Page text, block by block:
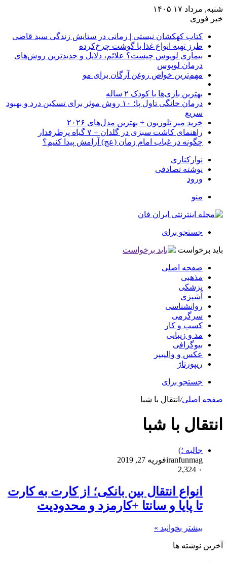
شنبه, مرداد ۱۷ ۱۴۰۵
خبر فوری
کتاب کهکشان نیستی | رمانی در ستایش زندگی سید قاضی
طرز تهیه انواع غذا با گوشت چرخ‌کرده
بیماری لوپوس چیست؟ علائم، دلایل و جدیدترین روش‌های
درمان لوپوس
مهم‌ترین خواص روغن آرگان برای مو
بهترین بازی‌ها با کودک ۲ ساله
درمان خانگی تاول پا؛ ۱۰ روش موثر برای تسکین درد و بهبود
سریع
خرید میز تلوزیون + بهترین مدل‌های ۲۰۲۶
راهنمای کاشت سبزی در گلدان + ۷ گیاه پرطرفدار
چگونه در غیاب امام زمان (عج) آرامش پیدا کنیم؟
نوارکناری
نوشته تصادفی
ورود
منو
جستجو برای
باید برخواست
صفحه اصلی
مذهبی
پزشکی
آشپزی
روانشناسی
سرگرمی
کسب و کار
مد و زیبایی
بیوگرافی
عکس و والپیپر
ریپورتاژ
جستجو برای
صفحه اصلی/ انتقال با شبا
انتقال با شبا
جالبه ؛)
iranfunmagفوریه 27, 2019
۰
انواع انتقال بین بانکی؛ از کارت به کارت
تا پایا و سانتا +کارمزد و محدودیت
بیشتر بخوانید »
آخرین نوشته ها